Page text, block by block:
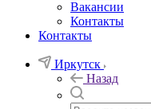
Вакансии
Контакты
Контакты
Иркутск
Назад